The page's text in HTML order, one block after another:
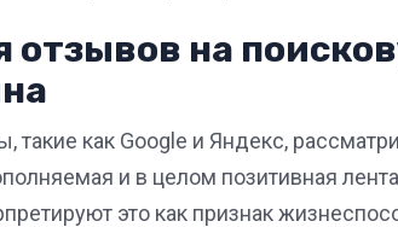
отзывов на
как Google и Яндекс,
и в целом позитивная
это как признак